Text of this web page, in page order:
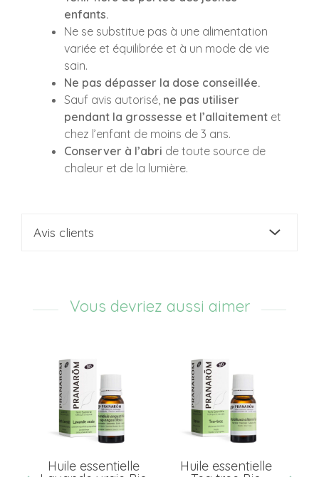
enfants.
Ne se substitue pas à une alimentation
variée et équilibrée et à un mode de vie
sain.
Ne pas dépasser la dose conseillée.
Sauf avis autorisé, ne pas utiliser
pendant la grossesse et l’allaitement et
chez l’enfant de moins de 3 ans.
Conserver à l’abri de toute source de
chaleur et de la lumière.
Avis clients
Vous devriez aussi aimer
Huile essentielle Huile essentielle